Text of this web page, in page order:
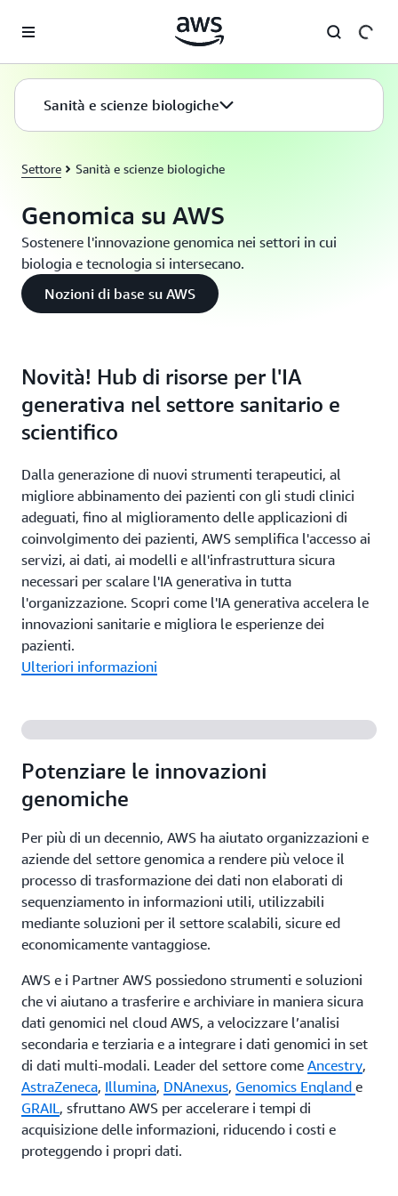
Sanità e scienze biologiche
Settore Sanità e scienze biologiche
Genomica su AWS
Sostenere l'innovazione genomica nei settori in cui
biologia e tecnologia si intersecano.
Nozioni di base su AWS
Novità! Hub di risorse per l'IA
generativa nel settore sanitario e
scientifico
Dalla generazione di nuovi strumenti terapeutici, al
migliore abbinamento dei pazienti con gli studi clinici
adeguati, fino al miglioramento delle applicazioni di
coinvolgimento dei pazienti, AWS semplifica l'accesso ai
servizi, ai dati, ai modelli e all'infrastruttura sicura
necessari per scalare l'IA generativa in tutta
l'organizzazione. Scopri come l'IA generativa accelera le
innovazioni sanitarie e migliora le esperienze dei
pazienti.
Ulteriori informazioni
Potenziare le innovazioni
genomiche
Per più di un decennio, AWS ha aiutato organizzazioni e
aziende del settore genomica a rendere più veloce il
processo di trasformazione dei dati non elaborati di
sequenziamento in informazioni utili, utilizzabili
mediante soluzioni per il settore scalabili, sicure ed
economicamente vantaggiose.
AWS e i Partner AWS possiedono strumenti e soluzioni
che vi aiutano a trasferire e archiviare in maniera sicura
dati genomici nel cloud AWS, a velocizzare l’analisi
secondaria e terziaria e a integrare i dati genomici in set
di dati multi-modali. Leader del settore come Ancestry,
AstraZeneca, Illumina, DNAnexus, Genomics England e
GRAIL, sfruttano AWS per accelerare i tempi di
acquisizione delle informazioni, riducendo i costi e
proteggendo i propri dati.